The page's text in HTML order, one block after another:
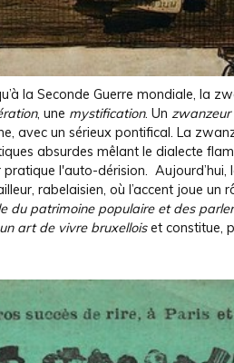
la Seconde Guerre mondiale, la
, une mystification. Un zwanzeur
avec un sérieux pontifical. La
absurdes mêlant le dialecte
l'auto-dérision. Aujourd’hui,
rabelaisien, où l’accent joue un
dupatrimoine populaire et des
un art de vivre bruxelloiset constitue,